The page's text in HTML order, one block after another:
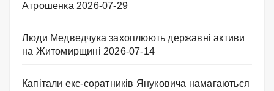
Атрошенка 2026-07-29
Люди Медведчука захоплюють державні активи
на Житомирщині 2026-07-14
Капітали екс-соратників Януковича намагаються